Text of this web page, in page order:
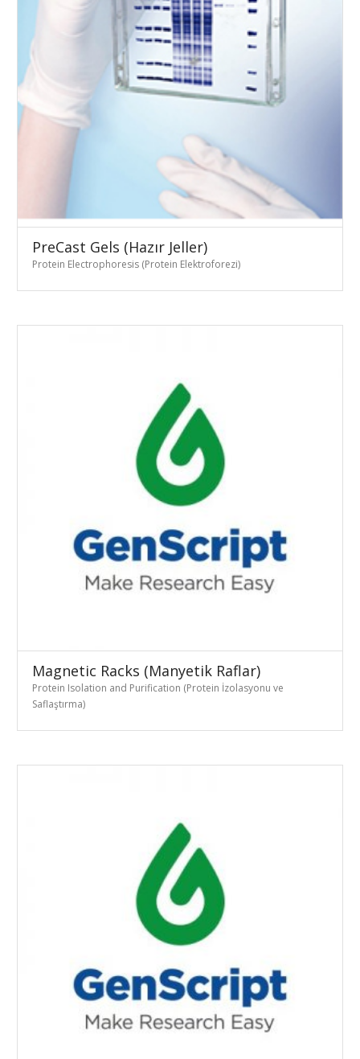
PreCast Gels (Hazır Jeller)
Protein Electrophoresis (Protein Elektroforezi)
Magnetic Racks (Manyetik Raflar)
Protein Isolation and Purification (Protein İzolasyonu ve
Saflaştırma)